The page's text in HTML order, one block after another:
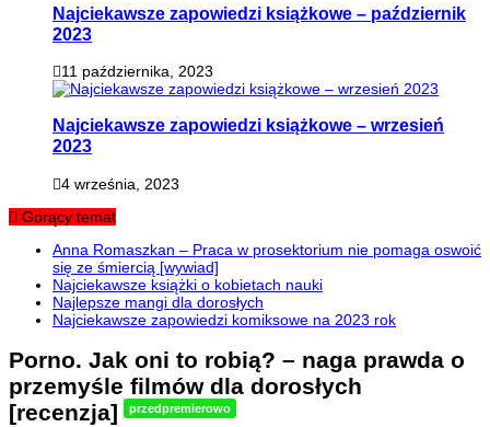
Najciekawsze zapowiedzi książkowe – październik
2023
11 października, 2023
Najciekawsze zapowiedzi książkowe – wrzesień
2023
4 września, 2023
Gorący temat
Anna Romaszkan – Praca w prosektorium nie pomaga oswoić
się ze śmiercią [wywiad]
Najciekawsze książki o kobietach nauki
Najlepsze mangi dla dorosłych
Najciekawsze zapowiedzi komiksowe na 2023 rok
Porno. Jak oni to robią? – naga prawda o
przemyśle filmów dla dorosłych
[recenzja]
przedpremierowo